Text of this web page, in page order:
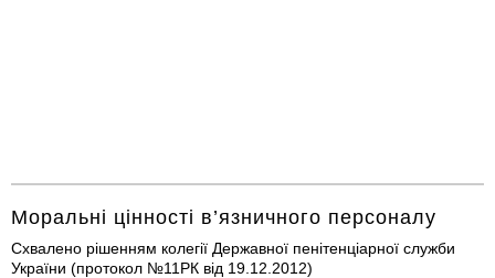
Моральні цінності в’язничного персоналу
Схвалено рішенням колегії Державної пенітенціарної служби
України (протокол №11РК від 19.12.2012)